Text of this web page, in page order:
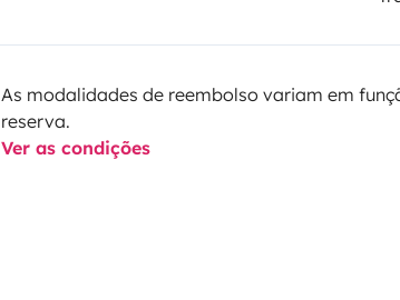
As modalidades de reembolso variam em
reserva.
Ver as condições